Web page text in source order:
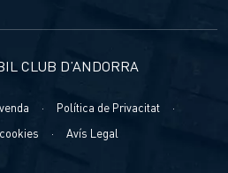
CLUB D’ANDORRA
· Política de Privacitat
·
· Avís Legal